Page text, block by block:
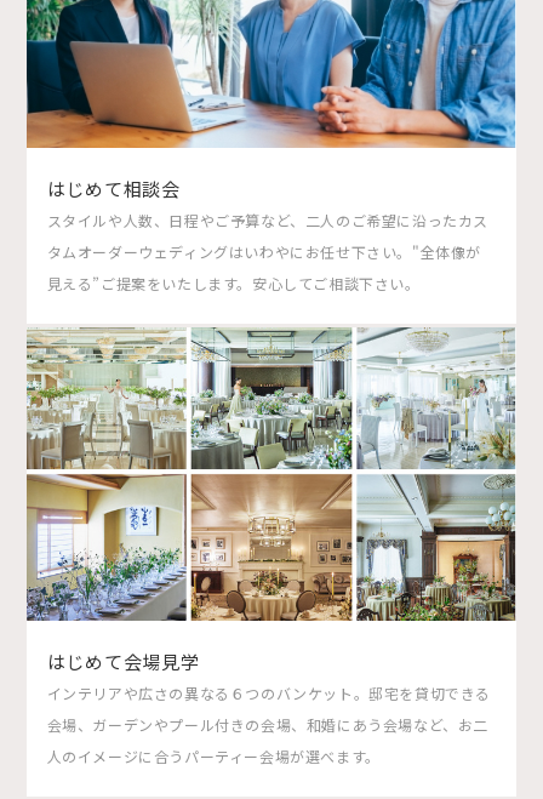
はじめて相談会
スタイルや人数、日程やご予算など、二人のご希望に沿ったカス
タムオーダーウェディングはいわやにお任せ下さい。"全体像が
見える”ご提案をいたします。安心してご相談下さい。
はじめて会場見学
インテリアや広さの異なる６つのバンケット。邸宅を貸切できる
会場、ガーデンやプール付きの会場、和婚にあう会場など、お二
人のイメージに合うパーティー会場が選べます。